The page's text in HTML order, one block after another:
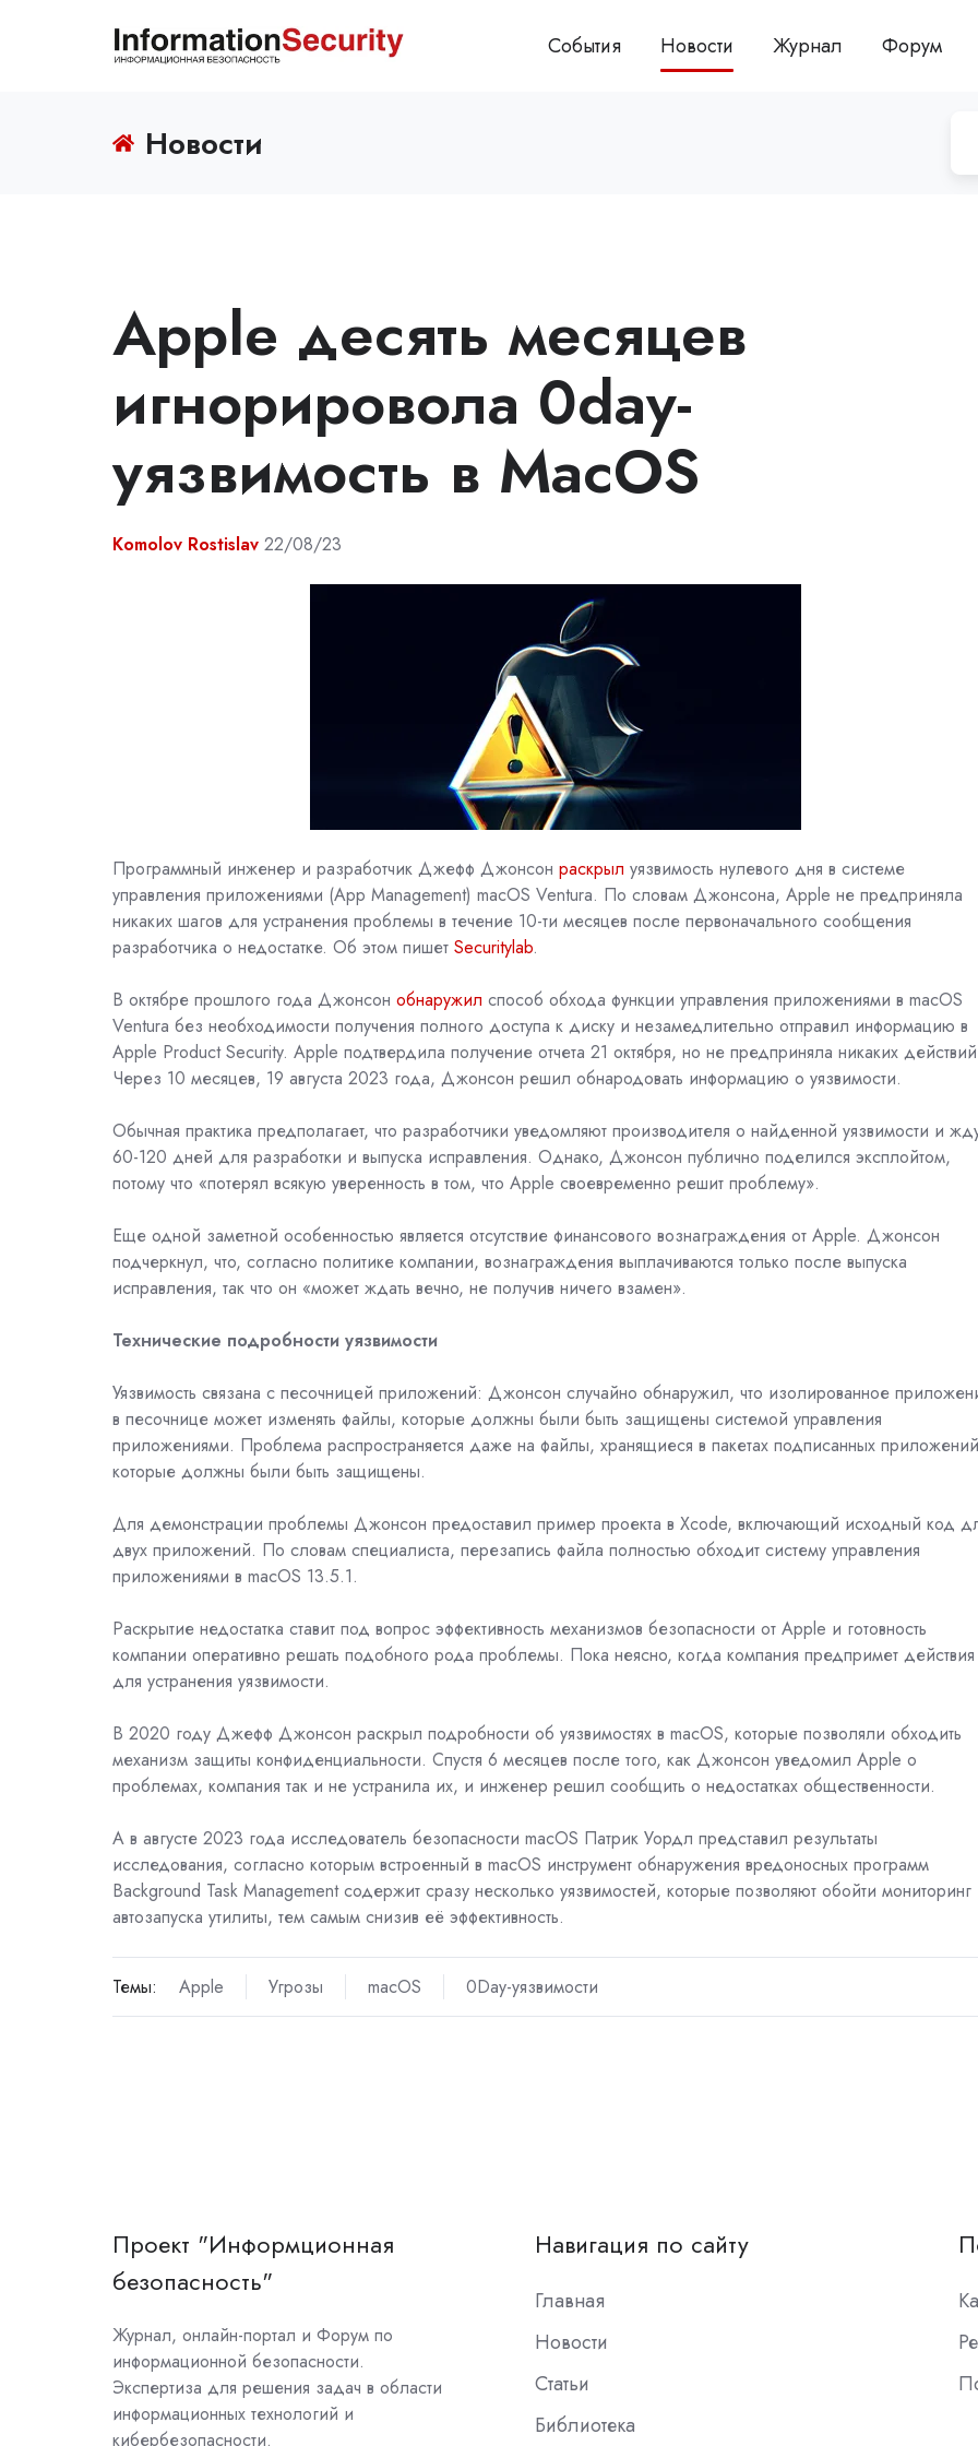
События Новости Журнал Форум
Новости
Apple десять месяцев
игнорировола 0day-
уязвимость в MacOS
Komolov Rostislav 22/08/23
Программный инженер и разработчик Джефф Джонсон раскрыл уязвимость нулевого дня в системе
управления приложениями (App Management) macOS Ventura. По словам Джонсона, Apple не предприняла
никаких шагов для устранения проблемы в течение 10-ти месяцев после первоначального сообщения
разработчика о недостатке. Об этом пишет Securitylab.
В октябре прошлого года Джонсон обнаружил способ обхода функции управления приложениями в macOS
Ventura без необходимости получения полного доступа к диску и незамедлительно отправил информацию в
Apple Product Security. Apple подтвердила получение отчета 21 октября, но не предприняла никаких
Через 10 месяцев, 19 августа 2023 года, Джонсон решил обнародовать информацию о уязвимости.
Обычная практика предполагает, что разработчики уведомляют производителя о найденной уязвимости и
60-120 дней для разработки и выпуска исправления. Однако, Джонсон публично поделился эксплойтом,
потому что «потерял всякую уверенность в том, что Apple своевременно решит проблему».
Еще одной заметной особенностью является отсутствие финансового вознаграждения от Apple. Джонсон
подчеркнул, что, согласно политике компании, вознаграждения выплачиваются только после выпуска
исправления, так что он «может ждать вечно, не получив ничего взамен».
Технические подробности уязвимости
Уязвимость связана с песочницей приложений: Джонсон случайно обнаружил, что изолированное
в песочнице может изменять файлы, которые должны были быть защищены системой управления
приложениями. Проблема распространяется даже на файлы, хранящиеся в пакетах подписанных
которые должны были быть защищены.
Для демонстрации проблемы Джонсон предоставил пример проекта в Xcode, включающий исходный код
двух приложений. По словам специалиста, перезапись файла полностью обходит систему управления
приложениями в macOS 13.5.1.
Раскрытие недостатка ставит под вопрос эффективность механизмов безопасности от Apple и готовность
компании оперативно решать подобного рода проблемы. Пока неясно, когда компания предпримет действия
для устранения уязвимости.
В 2020 году Джефф Джонсон раскрыл подробности об уязвимостях в macOS, которые позволяли обходить
механизм защиты конфиденциальности. Спустя 6 месяцев после того, как Джонсон уведомил Apple о
проблемах, компания так и не устранила их, и инженер решил сообщить о недостатках общественности.
А в августе 2023 года исследователь безопасности macOS Патрик Уордл представил результаты
исследования, согласно которым встроенный в macOS инструмент обнаружения вредоносных программ
Background Task Management содержит сразу несколько уязвимостей, которые позволяют обойти мониторинг
автозапуска утилиты, тем самым снизив её эффективность.
Темы: Apple Угрозы macOS 0Day-уязвимости
Проект "Информционная
безопасность"
Журнал, онлайн-портал и Форум по
информационной безопасности.
Экспертиза для решения задач в области
информационных технологий и
кибербезопасности.
Навигация по сайту
Главная
Новости
Статьи
Библиотека